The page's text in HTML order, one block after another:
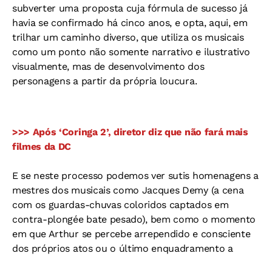
subverter uma proposta cuja fórmula de sucesso já
havia se confirmado há cinco anos, e opta, aqui, em
trilhar um caminho diverso, que utiliza os musicais
como um ponto não somente narrativo e ilustrativo
visualmente, mas de desenvolvimento dos
personagens a partir da própria loucura.
>>> Após ‘Coringa 2’, diretor diz que não fará mais
filmes da DC
E se neste processo podemos ver sutis homenagens a
mestres dos musicais como Jacques Demy (a cena
com os guardas-chuvas coloridos captados em
contra-plongée bate pesado), bem como o momento
em que Arthur se percebe arrependido e consciente
dos próprios atos ou o último enquadramento a